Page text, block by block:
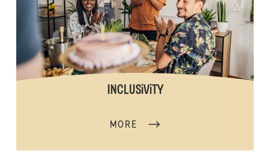
INCLUSiViTY
MORE